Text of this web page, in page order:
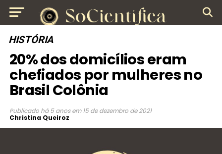
HISTÓRIA
20% dos domicílios eram
chefiados por mulheres no
Brasil Colônia
Publicado há 5 anos em 15 de dezembro de 2021
Christina Queiroz